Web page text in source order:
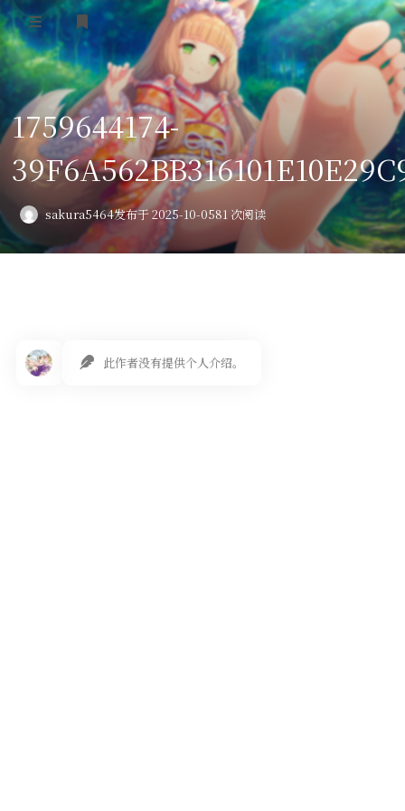
首页
VPS评测
AI绘画
教程
图库
登录
1759644174-
sakura5464发布于 2025-10-0581 次阅读
此作者没有提供个人介绍。